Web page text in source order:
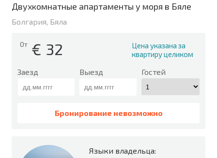
Двухкомнатные апартаменты у моря в Бяле
Болгария, Бяла
От € 32
Цена указана за
квартиру целиком
Заезд Выезд Гостей
Бронирование невозможно
Языки владельца: